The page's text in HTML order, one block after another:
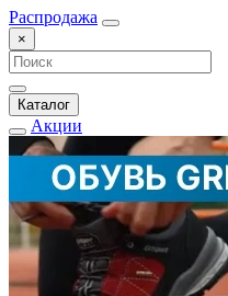
Распродажа
×
Каталог
Акции